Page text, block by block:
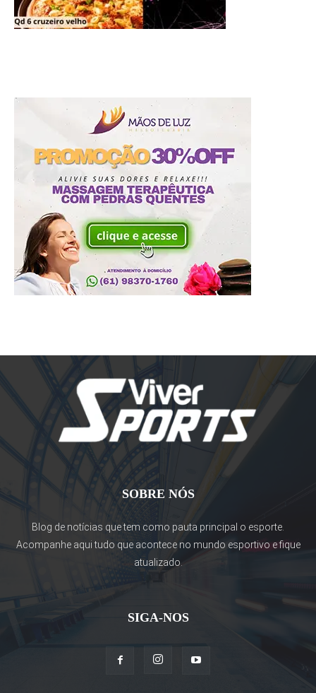
SOBRE NÓS
Blog de notícias que tem como pauta principal o esporte.
Acompanhe aqui tudo que acontece no mundo esportivo e fique
atualizado.
SIGA-NOS